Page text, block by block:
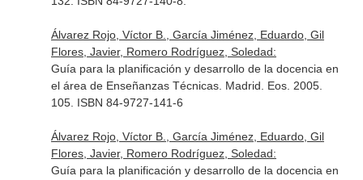
Álvarez Rojo, Víctor B., García Jiménez, Eduardo, Gil
Flores, Javier, Romero Rodríguez, Soledad:
Guía para la planificación y desarrollo de la docencia en
el área de Enseñanzas Técnicas. Madrid. Eos. 2005.
105. ISBN 84-9727-141-6
Álvarez Rojo, Víctor B., García Jiménez, Eduardo, Gil
Flores, Javier, Romero Rodríguez, Soledad:
Guía para la planificación y desarrollo de la docencia en